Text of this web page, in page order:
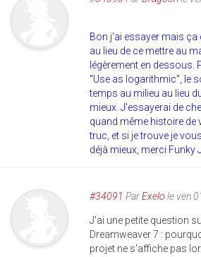
Bon j'ai essayer mais
au lieu de ce mettre au
légèrement en dessous.
"Use as logarithmic", le
temps au milieu au lieu
mieux. J'essayerai de
quand même histoire de
truc, et si je trouve je
déjà mieux, merci Funky
#34091 ParExelo le ven
J'ai une petite question
Dreamweaver 7 :
projet ne s'affiche pas